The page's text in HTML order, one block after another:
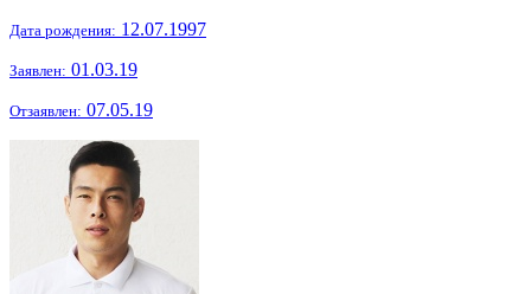
Дата рождения: 12.07.1997
Заявлен: 01.03.19
Отзаявлен: 07.05.19